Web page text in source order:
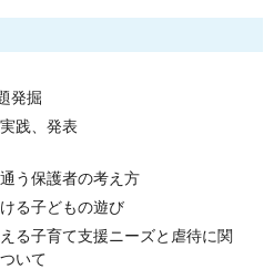
発掘
践、発表
う保護者の考え方
る子どもの遊び
る子育て支援ニーズと虐待に関
いて